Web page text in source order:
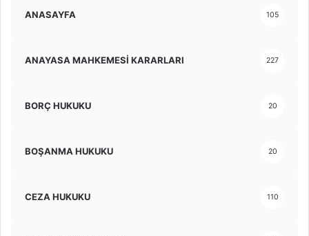
ANASAYFA 105
ANAYASA MAHKEMESİ KARARLARI 227
BORÇ HUKUKU 20
BOŞANMA HUKUKU 20
CEZA HUKUKU 110